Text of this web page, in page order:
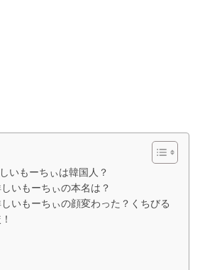
いもーちぃは韓国人？
いもーちぃの本名は？
いもーちぃの顔変わった？くちびる